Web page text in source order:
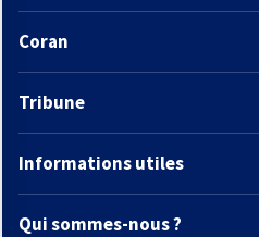
Coran
Tribune
Informations utiles
Qui sommes-nous ?